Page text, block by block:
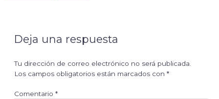
Deja una respuesta
Tu dirección de correo electrónico no será publicada.
Los campos obligatorios están marcados con*
Comentario*